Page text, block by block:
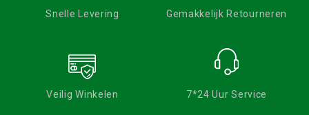
Snelle Levering Gemakkelijk Retourneren
Veilig Winkelen 7*24 Uur Service